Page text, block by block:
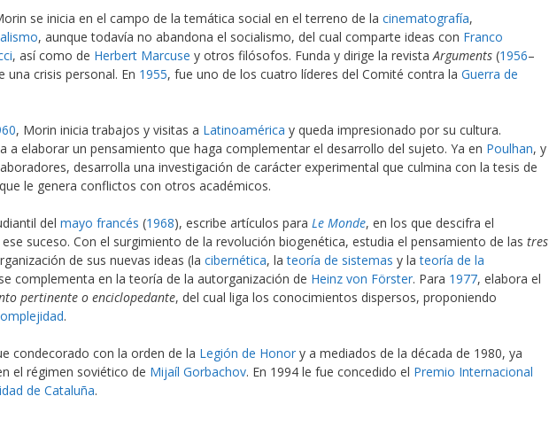
se inicia en el campo de la temática social en el terreno de la cinematografía,
, aunque todavía no abandona el socialismo, del cual comparte ideas con Franco
, así como de Herbert Marcuse y otros filósofos. Funda y dirige la revistaArguments (1956–
una crisis personal. En 1955, fue uno de los cuatro líderes del Comité contra la Guerra de
, Morin inicia trabajos y visitas a Latinoamérica y queda impresionado por su cultura.
a elaborar un pensamiento que haga complementar el desarrollo del sujeto. Ya en Poulhan, y
desarrolla una investigación de carácter experimental que culmina con la tesis de
que le genera conflictos con otros académicos.
del mayo francés (1968), escribe artículos para Le Monde, en los que descifra el
suceso. Con el surgimiento de la revolución biogenética, estudia el pensamiento de las tres
de sus nuevas ideas (la cibernética, lateoría de sistemas y lateoría de la
complementa en la teoría de la autorganización de Heinz von Förster. Para 1977, elabora el
pertinente o enciclopedante, del cual liga los conocimientos dispersos, proponiendo
.
condecorado con la orden de la Legión de Honor y a mediados de la década de 1980, ya
el régimen soviético de Mijaíl Gorbachov. En 1994 le fue concedido el Premio Internacional
de Cataluña.